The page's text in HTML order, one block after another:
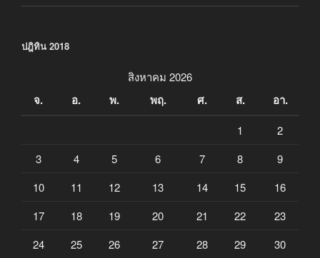
ปฎิทิน 2018
สิงหาคม 2026
จ. อ. พ. พฤ. ศ. ส. อา.
1
2
3
4 5 6 7 8
9
10
11 12 13 14 15
16
17
18 19 20 21 22
23
24
25 26 27 28 29 30